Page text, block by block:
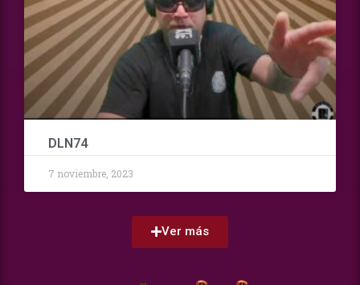
DLN74
7 noviembre, 2023
Ver más